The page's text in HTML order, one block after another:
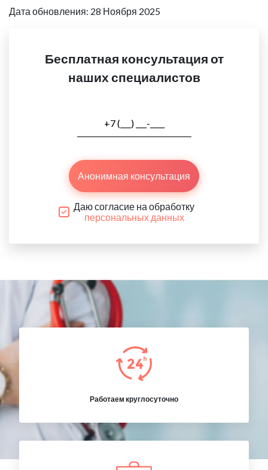
Дата обновления: 28 Ноября 2025
Бесплатная консультация от
наших специалистов
Анонимная консультация
Даю согласие на обработку
персональных данных
Работаем круглосуточно